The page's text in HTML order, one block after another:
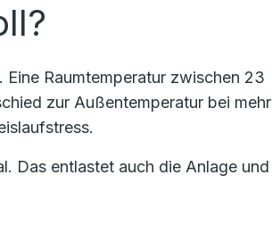
Eine Raumtemperatur zwischen 23
zur Außentemperatur bei mehr
Das entlastet auch die Anlage und